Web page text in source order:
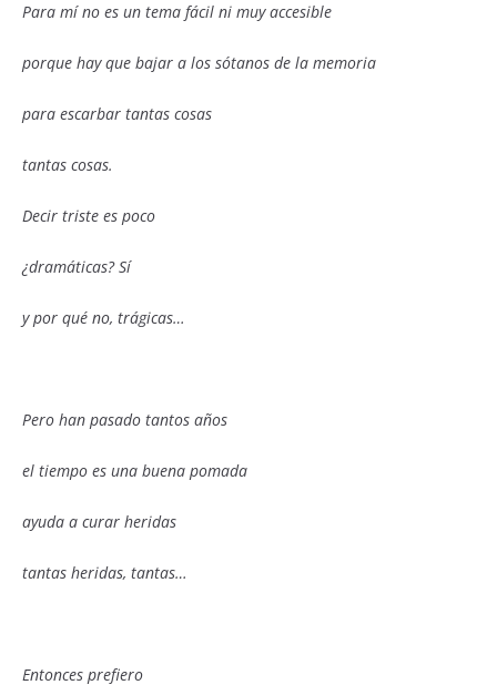
Para mí no es un tema fácil ni muy accesible
porque hay que bajar a los sótanos de la memoria
para escarbar tantas cosas
tantas cosas.
Decir triste es poco
¿dramáticas? Sí
y por qué no, trágicas…
Pero han pasado tantos años
el tiempo es una buena pomada
ayuda a curar heridas
tantas heridas, tantas…
Entonces prefiero